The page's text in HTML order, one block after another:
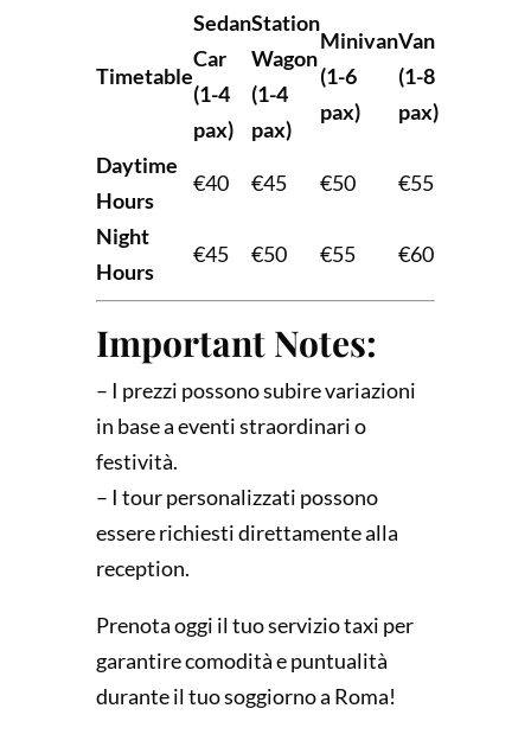
Timetable
Sedan
Car
(1-4
pax)
Station
Wagon
(1-4
pax)
Minivan
(1-6
pax)
Van
(1-8
pax)
Daytime
Hours
€40 €45 €50 €55
Night
Hours
€45 €50 €55 €60
Important Notes:
– I prezzi possono subire variazioni
in base a eventi straordinari o
festività.
– I tour personalizzati possono
essere richiesti direttamente alla
reception.
Prenota oggi il tuo servizio taxi per
garantire comodità e puntualità
durante il tuo soggiorno a Roma!